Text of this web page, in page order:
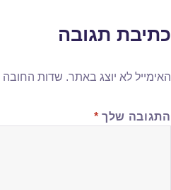
כתיבת תגובה
האימייל לא יוצג באתר. שדות
התגובה שלך *